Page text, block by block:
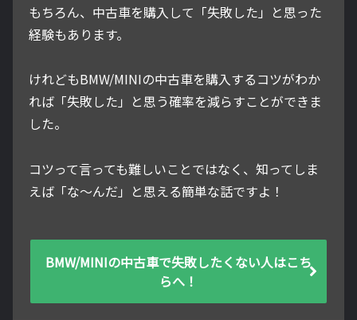
もちろん、中古車を購入して「失敗した」と思った
経験もあります。
けれどもBMW/MINIの中古車を購入するコツがわか
れば「失敗した」と思う確率を減らすことができま
した。
コツって言っても難しいことではなく、知ってしま
えば「な～んだ」と思える簡単な話ですよ！
BMW/MINIの中古車で失敗したくない人はこち
らへ！